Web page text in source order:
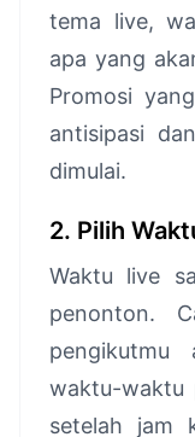
tema live,
apa yang
Promosi
antisipasi
dimulai.
2. Pilih
Waktu live
penonton.
pengikutmu
waktu-waktu
setelah jam